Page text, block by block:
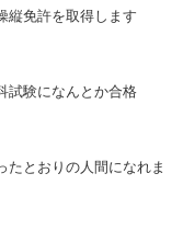
縦免許を取得します
試験になんとか合格
たとおりの人間になれま